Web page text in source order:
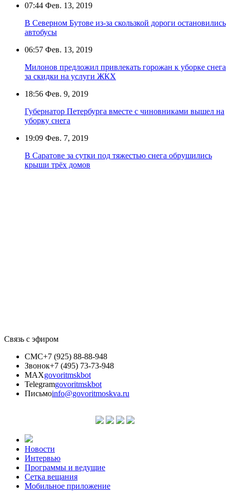
07:44 Фев. 13, 2019
В Северном Бутове из-за скользкой дороги остановились
автобусы
06:57 Фев. 13, 2019
Милонов предложил привлекать горожан к уборке снега
за скидки на услуги ЖКХ
18:56 Фев. 9, 2019
Губернатор Петербурга вместе с чиновниками вышел на
уборку снега
19:09 Фев. 7, 2019
В Саратове за сутки под тяжестью снега обрушились
крыши трёх домов
Связь с эфиром
СМС+7 (925) 88-88-948
Звонок+7 (495) 73-73-948
MAXgovoritmskbot
Telegramgovoritmskbot
Письмоinfo@govoritmoskva.ru
Новости
Интервью
Программы и ведущие
Сетка вещания
Мобильное приложение